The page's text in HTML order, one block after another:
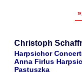
Christoph
Harpsichor
Anna Firlus
Pastuszka